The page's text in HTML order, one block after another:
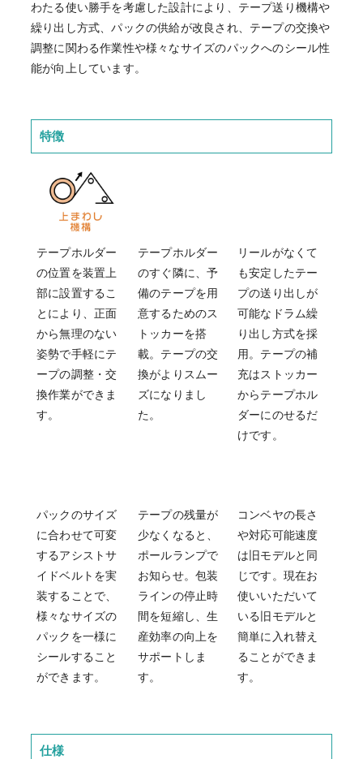
わたる使い勝手を考慮した設計により、テープ送り機構や
繰り出し方式、パックの供給が改良され、テープの交換や
調整に関わる作業性や様々なサイズのパックへのシール性
能が向上しています。
特徴
テープホルダー
の位置を装置上
部に設置するこ
とにより、正面
から無理のない
姿勢で手軽にテ
ープの調整・交
換作業ができま
す。
テープホルダー
のすぐ隣に、予
備のテープを用
意するためのス
トッカーを搭
載。テープの交
換がよりスムー
ズになりまし
た。
リールがなくて
も安定したテー
プの送り出しが
可能なドラム繰
り出し方式を採
用。テープの補
充はストッカー
からテープホル
ダーにのせるだ
けです。
パックのサイズ
に合わせて可変
するアシストサ
イドベルトを実
装することで、
様々なサイズの
パックを一様に
シールすること
ができます。
テープの残量が
少なくなると、
ポールランプで
お知らせ。包装
ラインの停止時
間を短縮し、生
産効率の向上を
サポートしま
す。
コンベヤの長さ
や対応可能速度
は旧モデルと同
じです。現在お
使いいただいて
いる旧モデルと
簡単に入れ替え
ることができま
す。
仕様